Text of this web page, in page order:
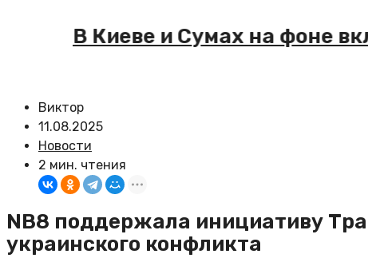
В Киеве и Сумах на фоне
Виктор
11.08.2025
Новости
2 мин. чтения
NB8 поддержала инициативу
украинского конфликта